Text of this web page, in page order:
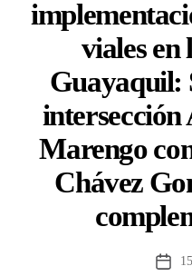
viales en
Guayaquil:
intersección
Marengo
Chávez
Fecha